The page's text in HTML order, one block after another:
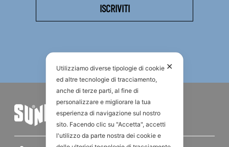
✕
Utilizziamo diverse tipologie di cookie
ed altre tecnologie di tracciamento,
anche di terze parti, al fine di
personalizzare e migliorare la tua
esperienza di navigazione sul nostro
sito. Facendo clic su "Accetta", accetti
l'utilizzo da parte nostra dei cookie e